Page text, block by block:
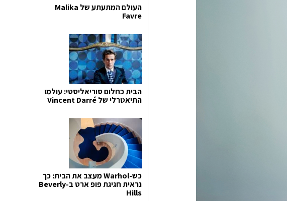
העולם המתעתע של Malika
Favre
הבית כחלום סוריאליסטי: עולמו
התיאטרלי של Vincent Darré
כש-Warhol מעצב את הבית: כך
נראית חגיגת פופ ארט ב-Beverly
Hills